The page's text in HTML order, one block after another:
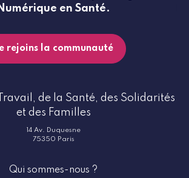
en Santé.
rejoins la communauté
de la Santé, des Solidarités
et des Familles
14 Av. Duquesne
75350 Paris
Qui sommes-nous ?